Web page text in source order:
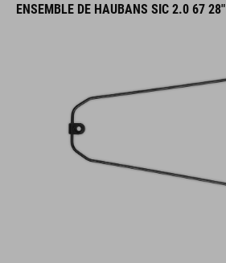
ENSEMBLE DE HAUBANS SIC 2.0 67 28"